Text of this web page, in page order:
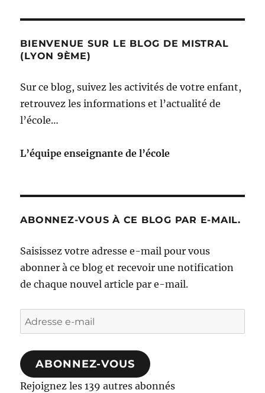
BIENVENUE SUR LE BLOG DE MISTRAL
(LYON 9ÈME)
Sur ce blog, suivez les activités de votre enfant,
retrouvez les informations et l’actualité de
l’école…
L’équipe enseignante de l’école
ABONNEZ-VOUS À CE BLOG PAR E-MAIL.
Saisissez votre adresse e-mail pour vous
abonner à ce blog et recevoir une notification
de chaque nouvel article par e-mail.
Adresse
e-
mail
ABONNEZ-VOUS
Rejoignez les 139 autres abonnés